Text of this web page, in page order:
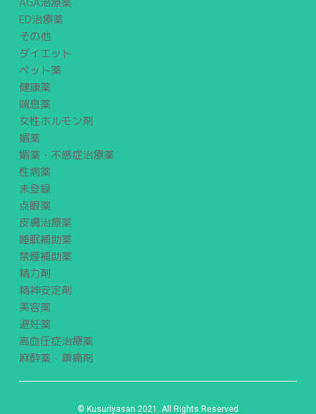
ED治療薬
その他
ダイエット
ペット薬
健康薬
喘息薬
女性ホルモン剤
媚薬
媚薬・不感症治療薬
性病薬
未登録
点眼薬
皮膚治療薬
睡眠補助薬
禁煙補助薬
精力剤
精神安定剤
美容薬
避妊薬
高血圧症治療薬
麻酔薬・鎮痛剤
© Kusuriyasan 2021. All Rights Reserved